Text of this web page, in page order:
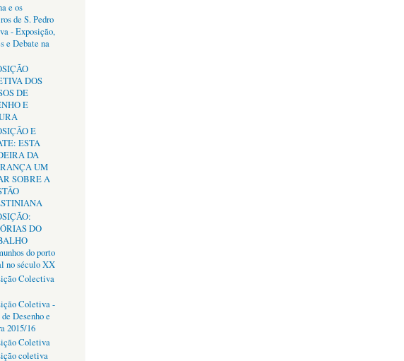
e os
de S. Pedro
- Exposição,
e Debate na
DOS
DE
E
E
ESTA
DA
UM
SOBRE A
DO
do porto
no século XX
Colectiva
Coletiva -
Desenho e
2015/16
Coletiva
coletiva